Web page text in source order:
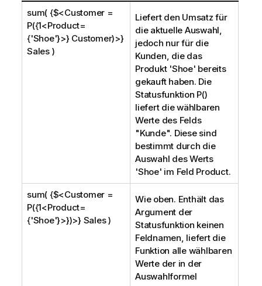
sum( {$<Customer =
P({1<Product=
{'Shoe'}>} Customer)>}
Sales )
Liefert den Umsatz für
die aktuelle Auswahl,
jedoch nur für die
Kunden, die das
Produkt 'Shoe' bereits
gekauft haben. Die
Statusfunktion P()
liefert die wählbaren
Werte des Felds
"Kunde". Diese sind
bestimmt durch die
Auswahl des Werts
'Shoe' im Feld Product.
sum( {$<Customer =
P({1<Product=
{'Shoe'}>})>} Sales )
Wie oben. Enthält das
Argument der
Statusfunktion keinen
Feldnamen, liefert die
Funktion alle wählbaren
Werte der in der
Auswahlformel